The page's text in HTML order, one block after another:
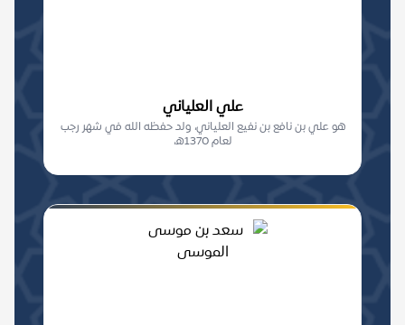
علي العلياني
هو علي بن نافع بن نفيع العلياني، ولد حفظه الله في شهر رجب
لعام 1370ه،